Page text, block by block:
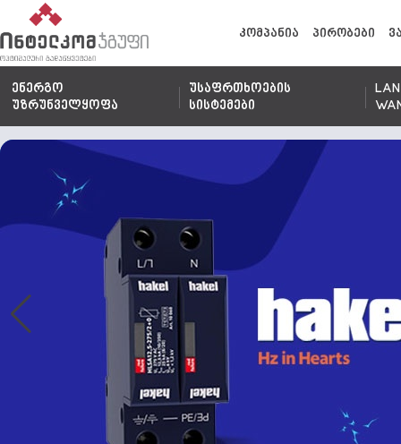
კომპანია პირობები
ენერგო
უზრუნველყოფა
უსაფრთხოების
სისტემები